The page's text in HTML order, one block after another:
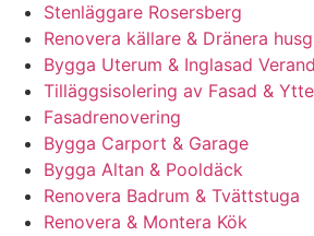
Stenläggare Rosersberg
Renovera källare & Dränera
Bygga Uterum & Inglasad
Tilläggsisolering av Fasad &
Fasadrenovering
Bygga Carport & Garage
Bygga Altan & Pooldäck
Renovera Badrum & Tvättstuga
Renovera & Montera Kök